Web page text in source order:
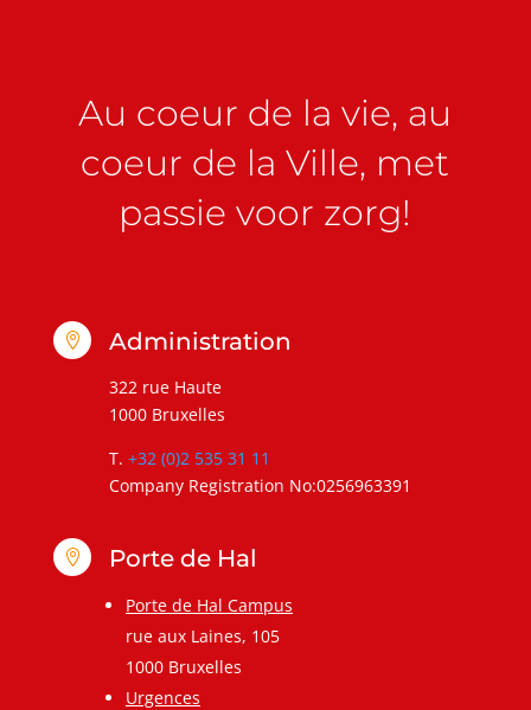
Au coeur de la vie, au
coeur de la Ville, met
passie voor zorg!
 Administration
322 rue Haute
1000 Bruxelles
T. +32 (0)2 535 31 11
Company Registration No:0256963391
 Porte de Hal
Porte de Hal Campus
rue aux Laines, 105
1000 Bruxelles
Urgences